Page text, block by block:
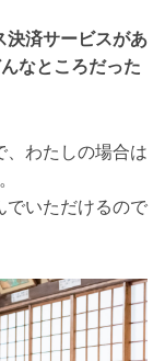
済サービスがあ
なところだった
、わたしの場合は
でいただけるので